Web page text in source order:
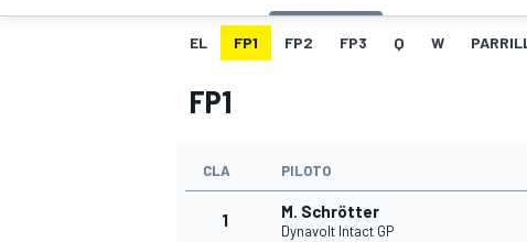
EL FP1 FP2 FP3 Q W
FP1
CLA PILOTO
1 M. Schrötter
Dynavolt Intact GP